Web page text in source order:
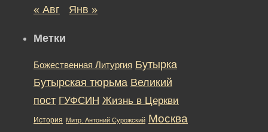
« Авг
Янв »
Метки
Божественная Литургия Бутырка
Бутырская тюрьма Великий
пост ГУФСИН Жизнь в Церкви
История Митр. Антоний Сурожский Москва